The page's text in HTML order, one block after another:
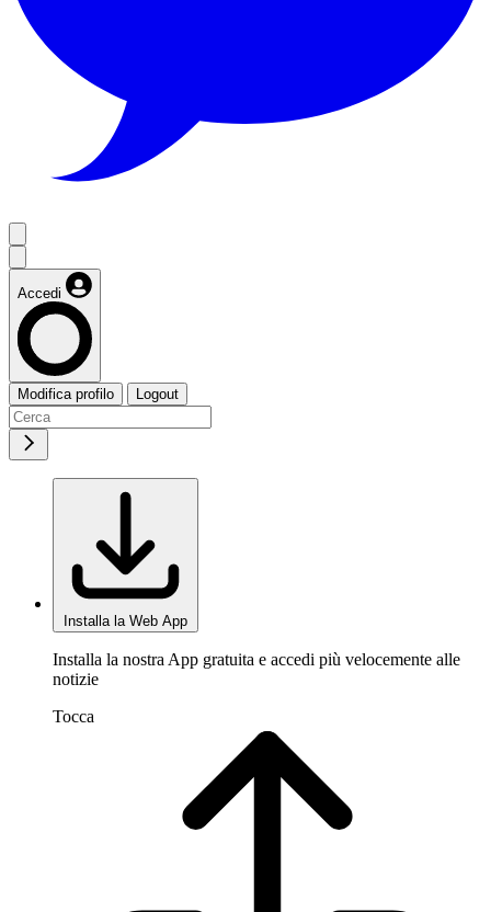
Accedi
Modifica profilo Logout
Installa la Web App
Installa la nostra App gratuita e accedi più velocemente alle
notizie
Tocca